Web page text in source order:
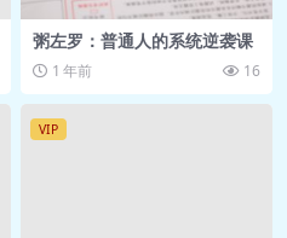
粥左罗：普通人的系统逆袭课
1 年前 16
VIP